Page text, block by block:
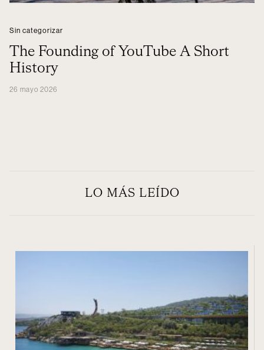
Sin categorizar
The Founding of YouTube A Short
History
26 mayo 2026
LO MÁS LEÍDO